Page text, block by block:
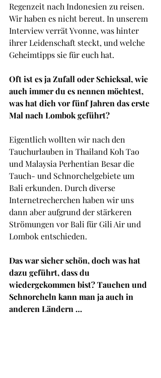
Regenzeit nach Indonesien zu reisen.
Wir haben es nicht bereut. In unserem
Interview verrät Yvonne, was hinter
ihrer Leidenschaft steckt, und welche
Geheimtipps sie für euch hat.
Oft ist es ja Zufall oder Schicksal, wie
auch immer du es nennen möchtest,
was hat dich vor fünf Jahren das erste
Mal nach Lombok geführt?
Eigentlich wollten wir nach den
Tauchurlauben in Thailand Koh Tao
und Malaysia Perhentian Besar die
Tauch- und Schnorchelgebiete um
Bali erkunden. Durch diverse
Internetrecherchen haben wir uns
dann aber aufgrund der stärkeren
Strömungen vor Bali für Gili Air und
Lombok entschieden.
Das war sicher schön, doch was hat
dazu geführt, dass du
wiedergekommen bist? Tauchen und
Schnorcheln kann man ja auch in
anderen Ländern …